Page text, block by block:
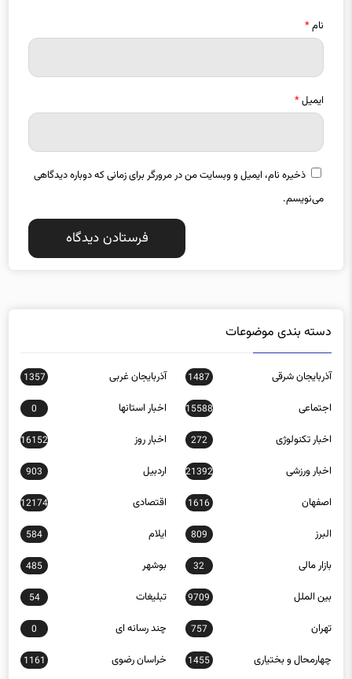
ایمیل*
ذخیره نام، ایمیل و وبسایت من در مرورگر برای زمانی که دوباره دیدگاهی
می‌نویسم.
آذربایجان شرقی
اجتماعی 15588 اخبار استانها 0
اخبار تکنولوژی 272 اخبار روز 16152
اخبار ورزشی 21392 اردبیل 903
اصفهان 1616 اقتصادی 12174
البرز 809 ایلام 584
بازار مالی 32 بوشهر 485
بین الملل 9709 تبلیغات 54
تهران 757 چند رسانه ای 0
چهارمحال و بختیاری 1455 خراسان رضوی 1161
خراسان شمالی 983 خوزستان 1042